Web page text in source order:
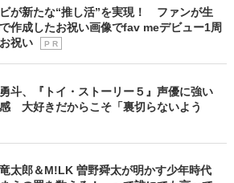
が新たな“推し活”を実現！ ファンが生
作成したお祝い画像でfav meデビュー1周
祝い
P R
斗、『トイ・ストーリー５』声優に強い
大好きだからこそ「裏切らないよう
太郎＆M!LK 曽野舜太が明かす少年時代